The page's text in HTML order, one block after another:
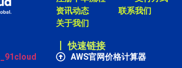
资讯动态
联系我们
关于我们
丨 快速链接
AWS官网价格计算器